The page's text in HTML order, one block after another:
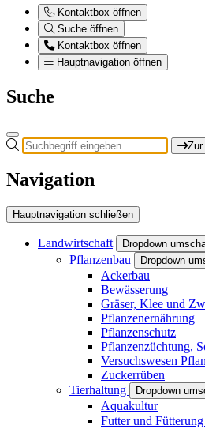
Kontaktbox öffnen
Suche öffnen
Kontaktbox öffnen
Hauptnavigation öffnen
Suche
Zur
Navigation
Hauptnavigation schließen
Landwirtschaft Dropdown
Pflanzenbau Dropdown
Ackerbau
Bewässerung
Gräser, Klee und
Pflanzenernährung
Pflanzenschutz
Pflanzenzüchtung,
Versuchswesen
Zuckerrüben
Tierhaltung
Dropdown
Aquakultur
Futter und Fütterung